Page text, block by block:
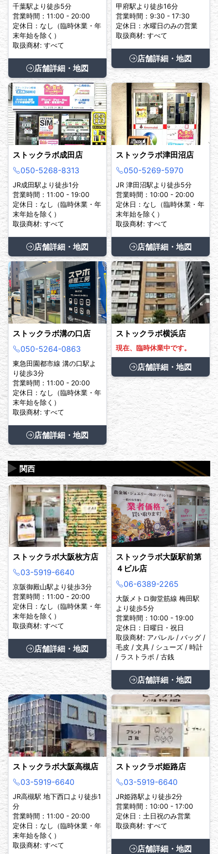
千葉駅より徒歩5分
営業時間：11:00 - 20:00
定休日：なし（臨時休業・年
末年始を除く）
取扱商材: すべて
店舗詳細・地図
甲府駅より徒歩16分
営業時間：9:30 - 17:30
定休日：水曜日のみの営業
取扱商材: すべて
店舗詳細・地図
ストックラボ成田店
050-5268-8313
JR成田駅より徒歩1分
営業時間：11:00 - 19:00
定休日：なし（臨時休業・年
末年始を除く）
取扱商材: すべて
店舗詳細・地図
ストックラボ津田沼店
050-5269-5970
JR 津田沼駅より徒歩5分
営業時間：10:00 - 20:00
定休日：なし（臨時休業・年
末年始を除く）
取扱商材: すべて
店舗詳細・地図
ストックラボ溝の口店
050-5264-0863
東急田園都市線 溝の口駅よ
り徒歩3分
営業時間：11:00 - 20:00
定休日：なし（臨時休業・年
末年始を除く）
取扱商材: すべて
店舗詳細・地図
ストックラボ横浜店
現在、臨時休業中です。
店舗詳細・地図
関西
▶
ストックラボ大阪枚方店
03-5919-6640
京阪御殿山駅より徒歩3分
営業時間：11:00 - 20:00
定休日：なし（臨時休業・年
末年始を除く）
取扱商材: すべて
店舗詳細・地図
ストックラボ大阪駅前第
４ビル店
06-6389-2265
大阪メトロ御堂筋線 梅田駅
より徒歩5分
営業時間：10:00 - 19:00
定休日：日曜日・祝日
取扱商材: アパレル / バッグ /
毛皮 / 文具 / シューズ / 時計
/ ラストラボ / 古銭
店舗詳細・地図
ストックラボ大阪高槻店
03-5919-6640
JR高槻駅 地下西口より徒歩1
分
営業時間：11:00 - 20:00
定休日：なし（臨時休業・年
末年始を除く）
取扱商材: すべて
ストックラボ姫路店
03-5919-6640
JR姫路駅より徒歩2分
営業時間：10:00 - 17:00
定休日：土日祝のみ営業
取扱商材: すべて
店舗詳細・地図